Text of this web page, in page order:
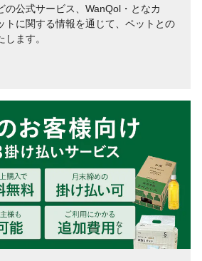
の公式サービス、WanQol・となカ
トに関する情報を通じて、ペットとの
ます。